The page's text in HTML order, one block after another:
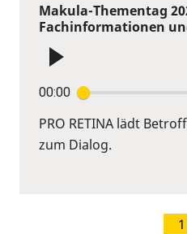
Makula-Thementag
Fachinformationen
00:00
PRO RETINA lädt
zum Dialog.
1